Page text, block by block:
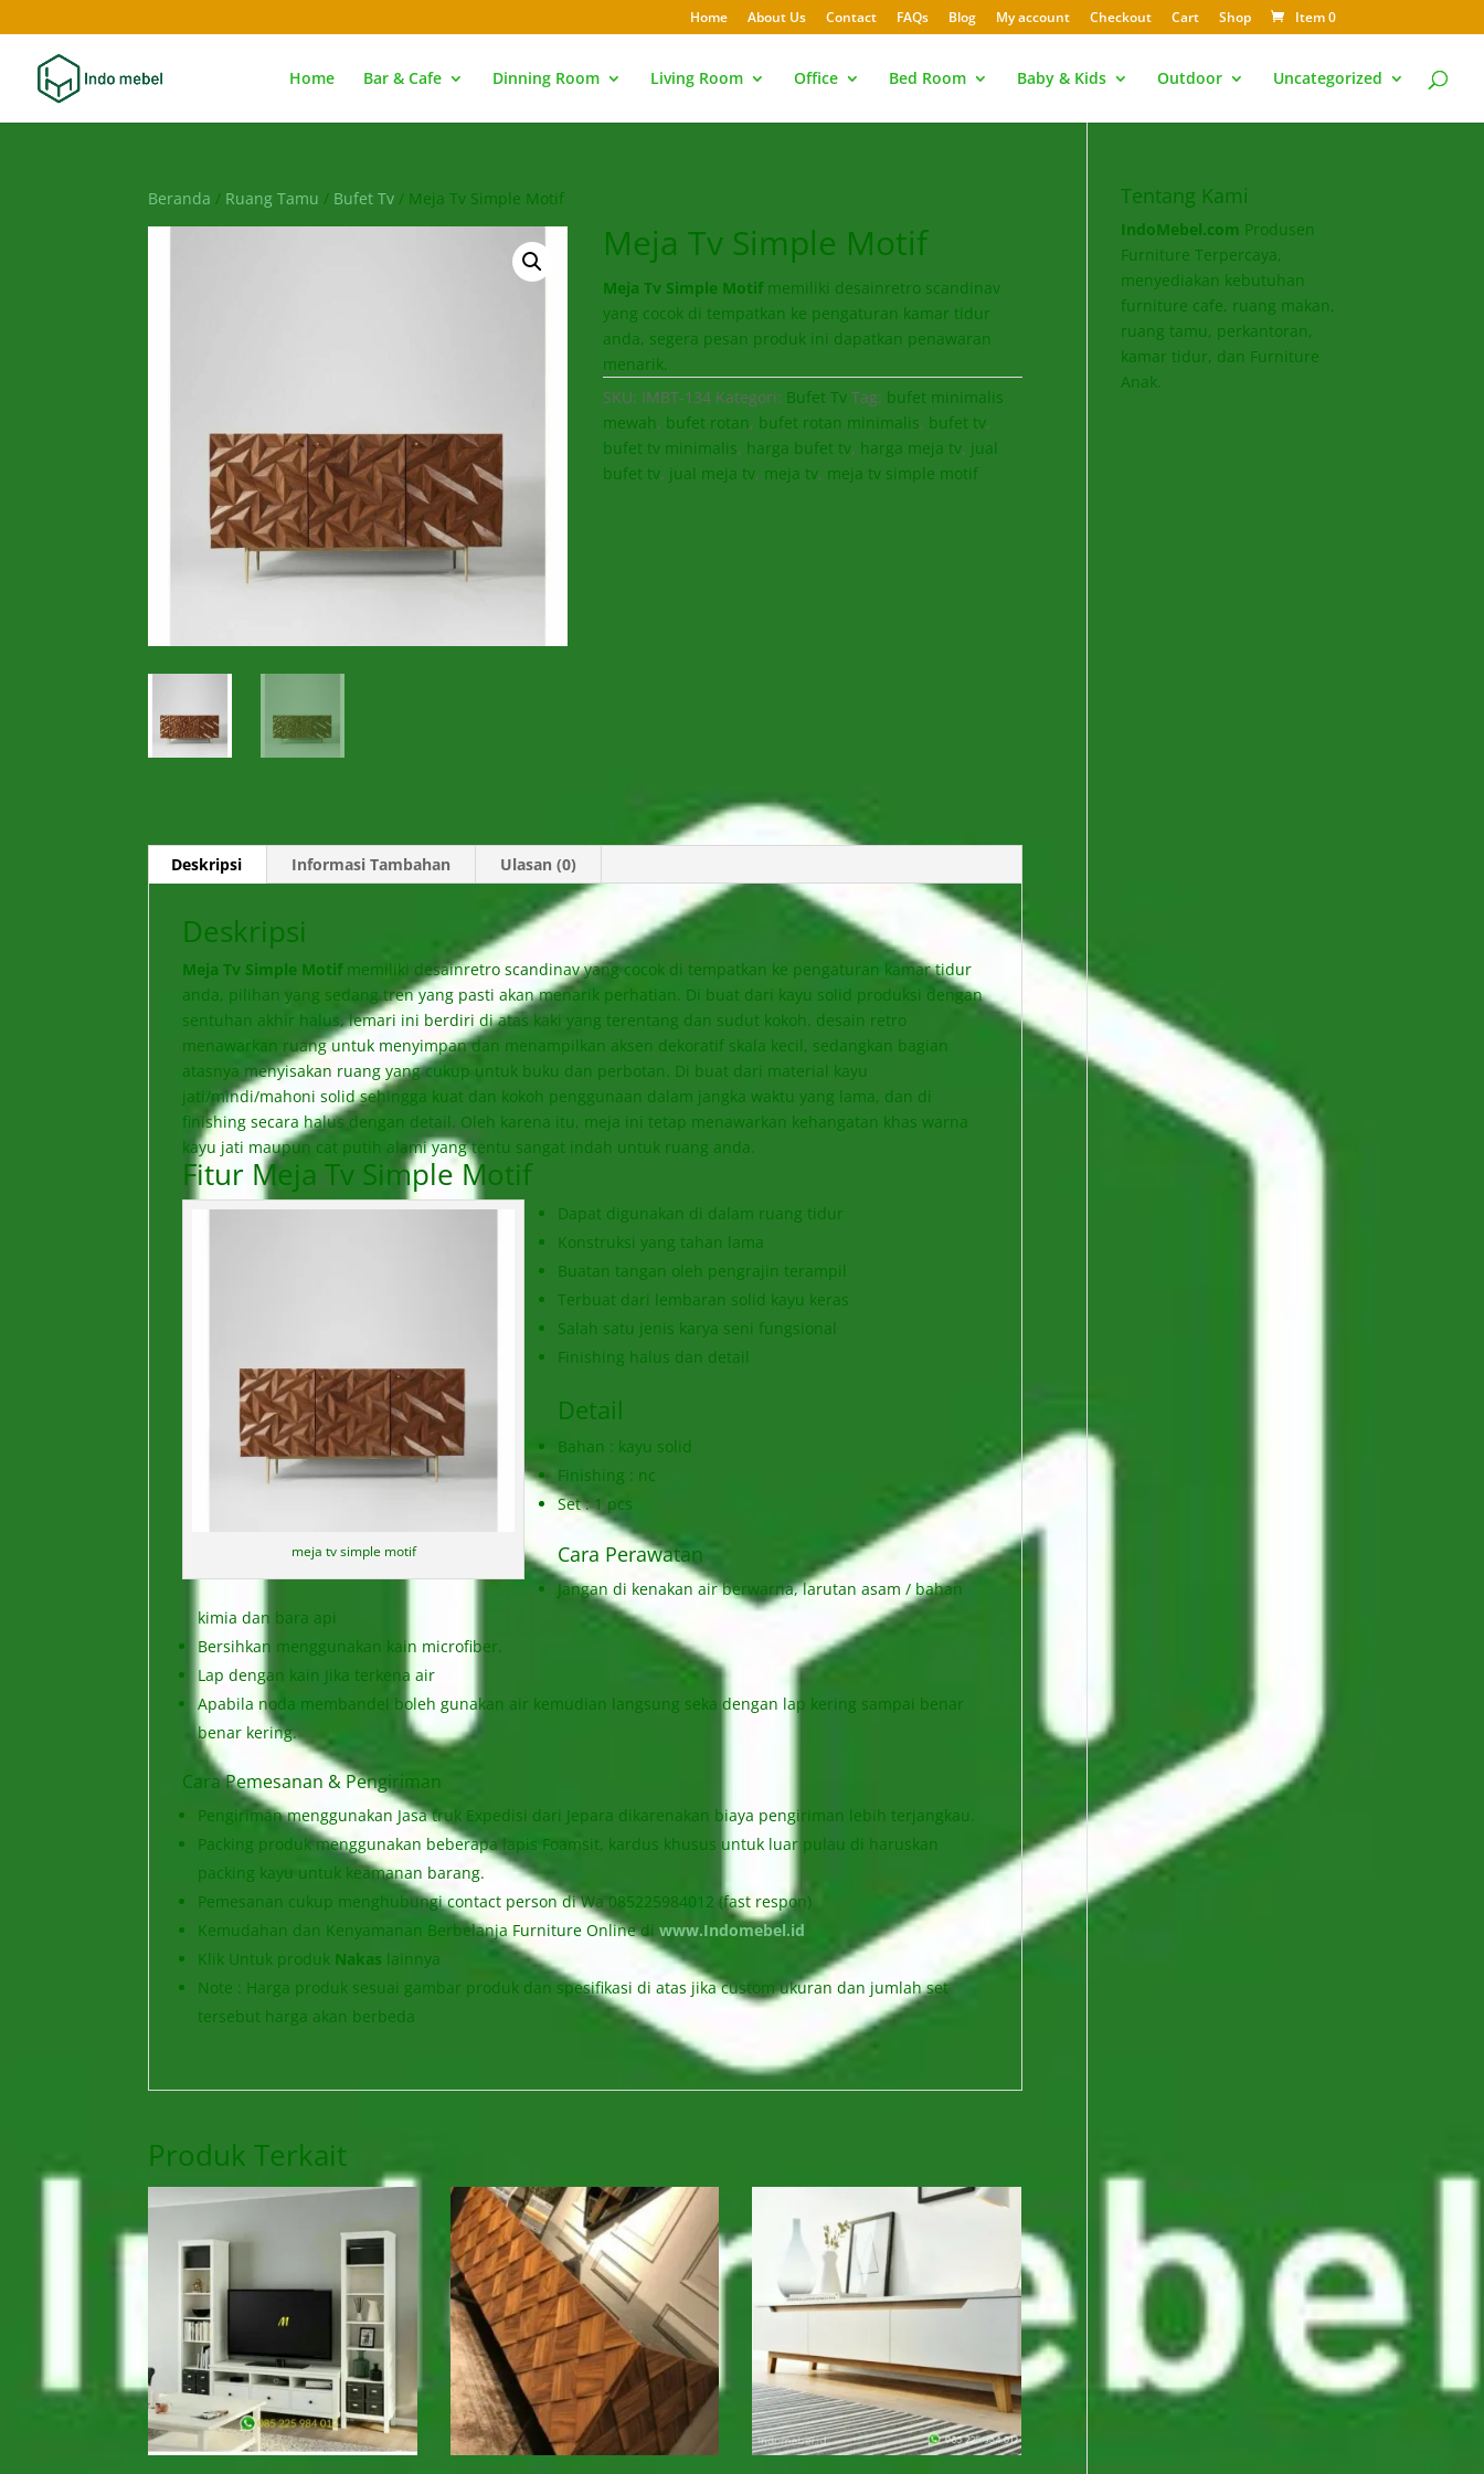
Home About Us Contact FAQs Blog My account Checkout Cart Shop Item 0
Home Bar & Cafe Dinning Room Living Room Office Bed Room Baby & Kids Outdoor Uncategorized
Beranda / Ruang Tamu / Bufet Tv / Meja Tv Simple Motif
Meja Tv Simple Motif
Meja Tv Simple Motifmemiliki desainretro scandinav
yang cocok di tempatkan ke pengaturan kamar tidur
anda, segera pesan produk ini dapatkan penawaran
menarik.
SKU: IMBT-134 Kategori: Bufet Tv Tag: bufet minimalis
mewah, bufet rotan, bufet rotan minimalis, bufet tv,
bufet tv minimalis, harga bufet tv, harga meja tv, jual
bufet tv, jual meja tv, meja tv, meja tv simple motif
Deskripsi Informasi Tambahan Ulasan (0)
Deskripsi
Meja Tv Simple Motif memiliki desainretro scandinav yang cocok di tempatkan ke pengaturan kamar tidur
anda, pilihan yang sedang tren yang pasti akan menarik perhatian. Di buat dari kayu solid produksi dengan
sentuhan akhir halus, lemari ini berdiri di atas kaki yang terentang dan sudut kokoh. desain retro
menawarkan ruang untuk menyimpan dan menampilkan aksen dekoratif skala kecil, sedangkan bagian
atasnya menyisakan ruang yang cukup untuk buku dan perbotan. Di buat dari material kayu
jati/mindi/mahoni solid sehingga kuat dan kokoh penggunaan dalam jangka waktu yang lama, dan di
finishing secara halus dengan detail. Oleh karena itu, meja ini tetap menawarkan kehangatan khas warna
kayu jati maupun cat putih alami yang tentu sangat indah untuk ruang anda.
Fitur Meja Tv Simple Motif
meja tv simple motif
Dapat digunakan di dalam ruang tidur
Konstruksi yang tahan lama
Buatan tangan oleh pengrajin terampil
Terbuat dari lembaran solid kayu keras
Salah satu jenis karya seni fungsional
Finishing halus dan detail
Detail
Bahan : kayu solid
Finishing : nc
Set : 1 pcs
Cara Perawatan
Jangan di kenakan air berwarna, larutan asam / bahan
kimia dan bara api
Bersihkan menggunakan kain microfiber.
Lap dengan kain Jika terkena air
Apabila noda membandel boleh gunakan air kemudian langsung seka dengan lap kering sampai benar
benar kering.
Cara Pemesanan & Pengiriman
Pengiriman menggunakan Jasa truk Expedisi dari Jepara dikarenakan biaya pengiriman lebih terjangkau.
Packing produk menggunakan beberapa lapis Foamsit, kardus khusus untuk luar pulau di haruskan
packing kayu untuk keamanan barang.
Pemesanan cukup menghubungi contact person di Wa 085225984012 (fast respon)
Kemudahan dan Kenyamanan Berbelanja Furniture Online diwww.Indomebel.id
Klik Untuk produk Nakas lainnya
Note : Harga produk sesuai gambar produk dan spesifikasi di atas jika custom ukuran dan jumlah set
tersebut harga akan berbeda
Produk Terkait
Tentang Kami
IndoMebel.com Produsen
Furniture Terpercaya,
menyediakan kebutuhan
furniture cafe, ruang makan,
ruang tamu, perkantoran,
kamar tidur, dan Furniture
Anak.